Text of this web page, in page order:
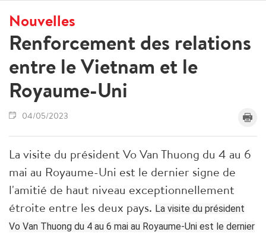
Nouvelles
Renforcement des relations
entre le Vietnam et le
Royaume-Uni
04/05/2023
La visite du président Vo Van Thuong du 4 au 6
mai au Royaume-Uni est le dernier signe de
l'amitié de haut niveau exceptionnellement
étroite entre les deux pays. La visite du président
Vo Van Thuong du 4 au 6 mai au Royaume-Uni est le dernier